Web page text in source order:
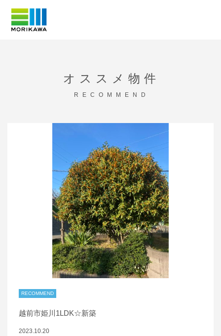
オススメ物件
RECOMMEND
RECOMMEND
越前市姫川1LDK☆新築
2023.10.20